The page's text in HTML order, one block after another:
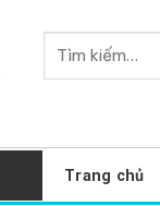
Tìm
kiếm:
Trang chủ